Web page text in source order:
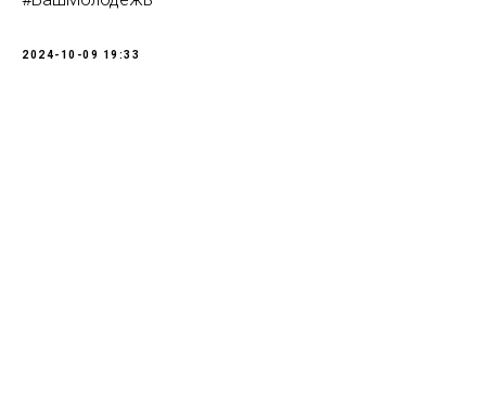
2024-10-09 19:33